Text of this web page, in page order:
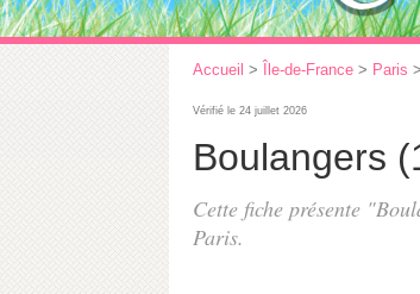
Accueil > Île-de-France > Paris >
Vérifié le 24 juillet 2026
Boulangers
Cette fiche présente
Paris.